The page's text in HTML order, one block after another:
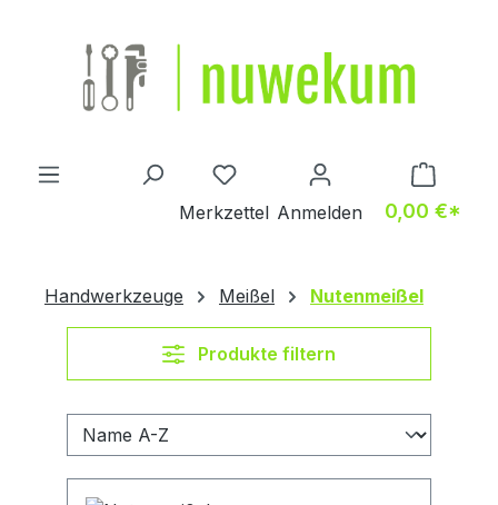
Du hast 0 Produkte auf dem
Merkzettel Anmelden 0,00 €*
Handwerkzeuge Meißel Nutenmeißel
Produkte filtern